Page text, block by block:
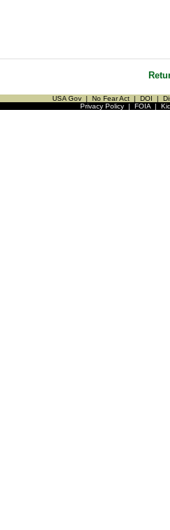
USA Gov | No Fear Act | DOI |
Privacy Policy| FOIA|